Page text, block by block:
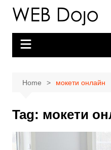
Skip
content
Home мокети онлайн
Tag: мокети